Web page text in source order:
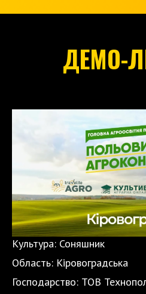
ДЕМО-
Культура: Соняшник
Область: Кіровоградська
Господарство: ТОВ